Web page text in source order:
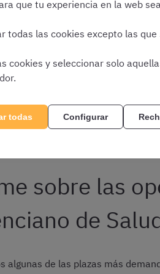
Fontaneros, Mecánicos, etc.
en todas y cada una de
suelen ser bastante variadas.
sobre las
de
algunas de las plazas más
que tu experiencia en la web
todas las cookies excepto las que
cookies y seleccionar solo
todas Configurar